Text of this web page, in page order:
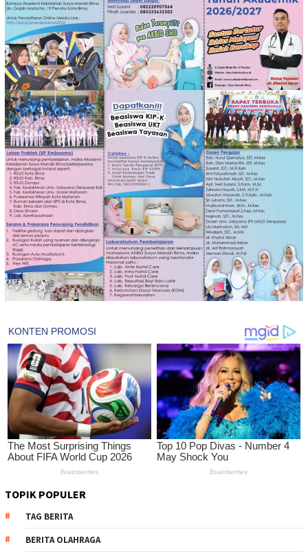
TOPIK POPULER
TAG BERITA
BERITA OLAHRAGA